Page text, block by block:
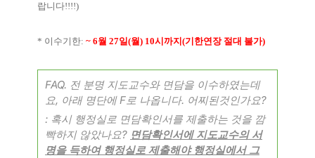
랍니다!!!!)
* 이수기한: ~ 6월 27일(월) 10시까지 (기한연장 절대 불가)
FAQ. 전 분명 지도교수와 면담을 이수하였는데
요, 아래 명단에 F로 나옵니다. 어찌된것인가요?
: 혹시 행정실로 면담확인서를 제출하는 것을 깜
빡하지 않았나요? 면담확인서에 지도교수의 서
명을 득하여 행정실로 제출해야 행정실에서 그